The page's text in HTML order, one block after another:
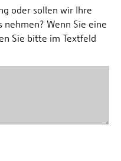
oder sollen wir Ihre
Wenn Sie eine
Sie bitte im Textfeld